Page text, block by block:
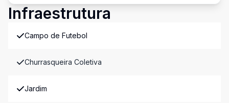
Infraestrutura
Campo de Futebol
Churrasqueira Coletiva
Jardim